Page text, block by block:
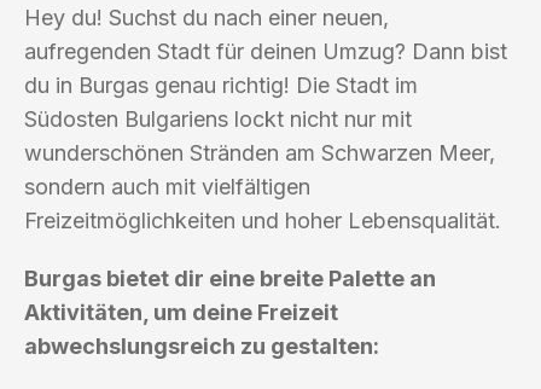
Hey du! Suchst du nach einer neuen,
aufregenden Stadt für deinen Umzug? Dann bist
du in Burgas genau richtig! Die Stadt im
Südosten Bulgariens lockt nicht nur mit
wunderschönen Stränden am Schwarzen Meer,
sondern auch mit vielfältigen
Freizeitmöglichkeiten und hoher Lebensqualität.
Burgas bietet dir eine breite Palette an
Aktivitäten, um deine Freizeit
abwechslungsreich zu gestalten: